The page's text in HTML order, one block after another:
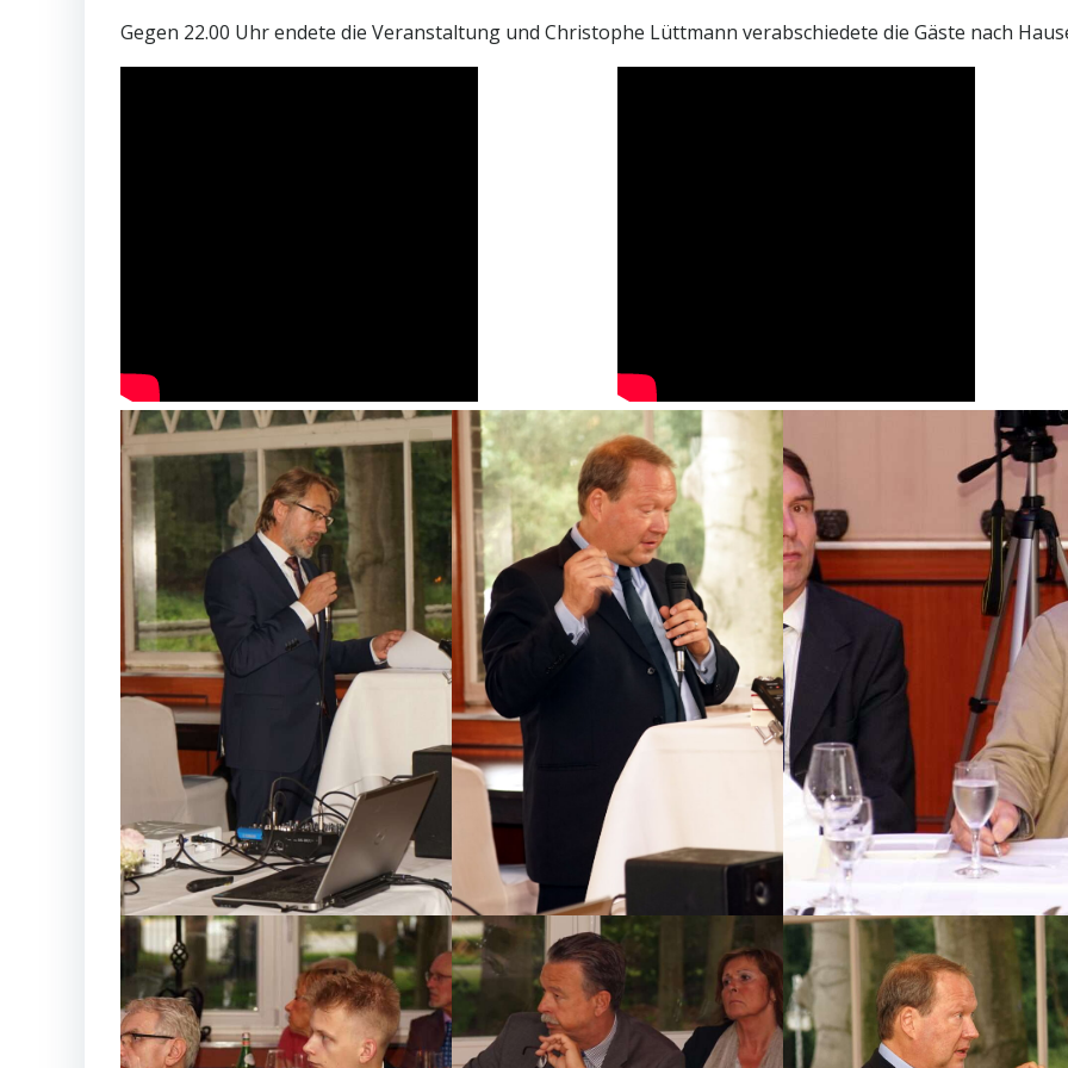
Gegen 22.00 Uhr endete die Veranstaltung und Christophe Lüttmann verabschiedete die Gäste nach